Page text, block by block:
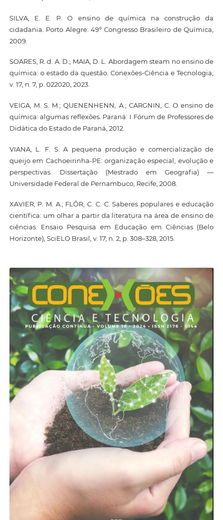
SILVA, E. E. P. O ensino de química na construção da
cidadania. Porto Alegre: 49º Congresso Brasileiro de Química,
2009.
SOARES, R. d. A. D.; MAIA, D. L. Abordagem steam no ensino de
química: o estado da questão. Conexões-Ciência e Tecnologia,
v. 17, n. 7, p. 022020, 2023.
VEIGA, M. S. M.; QUENENHENN, A.; CARGNIN, C. O ensino de
química: algumas reflexões. Paraná: I Fórum de Professores de
Didática do Estado de Paraná, 2012.
VIANA, L. F. S. A pequena produção e comercialização de
queijo em Cachoeirinha-PE: organização especial, evolução e
perspectivas. Dissertação (Mestrado em Geografia) —
Universidade Federal de Pernambuco, Recife, 2008.
XAVIER, P. M. A.; FLÔR, C. C. C. Saberes populares e educação
científica: um olhar a partir da literatura na área de ensino de
ciências. Ensaio Pesquisa em Educação em Ciências (Belo
Horizonte), SciELO Brasil, v. 17, n. 2, p. 308–328, 2015.